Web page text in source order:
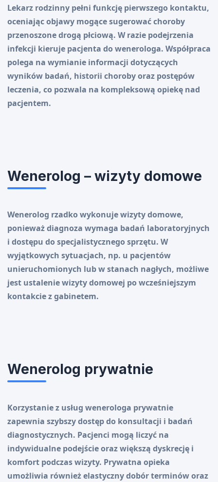
Lekarz rodzinny pełni funkcję pierwszego kontaktu,
oceniając objawy mogące sugerować choroby
przenoszone drogą płciową. W razie podejrzenia
infekcji kieruje pacjenta do wenerologa. Współpraca
polega na wymianie informacji dotyczących
wyników badań, historii choroby oraz postępów
leczenia, co pozwala na kompleksową opiekę nad
pacjentem.
Wenerolog – wizyty domowe
Wenerolog rzadko wykonuje wizyty domowe,
ponieważ diagnoza wymaga badań laboratoryjnych
i dostępu do specjalistycznego sprzętu. W
wyjątkowych sytuacjach, np. u pacjentów
unieruchomionych lub w stanach nagłych, możliwe
jest ustalenie wizyty domowej po wcześniejszym
kontakcie z gabinetem.
Wenerolog prywatnie
Korzystanie z usług wenerologa prywatnie
zapewnia szybszy dostęp do konsultacji i badań
diagnostycznych. Pacjenci mogą liczyć na
indywidualne podejście oraz większą dyskrecję i
komfort podczas wizyty. Prywatna opieka
umożliwia również elastyczny dobór terminów oraz